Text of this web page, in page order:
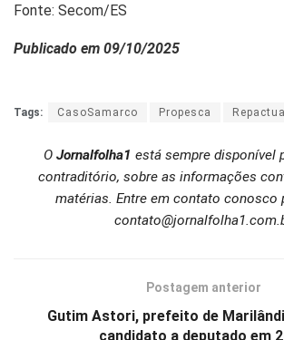
Fonte: Secom/ES
Publicado em 09/10/2025
Tags: CasoSamarco Propesca
O Jornalfolha1 está sempre disponível
contraditório, sobre as informações
matérias. Entre em contato conosco
Postagem anterior
Gutim Astori, prefeito de
candidato a deputado em